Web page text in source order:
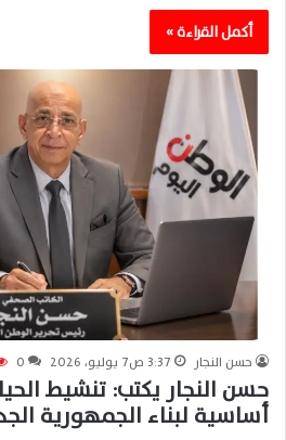
أكمل القراءة »
حسن النجار 3:37 ص7 يوليو، 2026 0
حسن النجار يكتب: تنشيط
أساسية لبناء الجمهورية